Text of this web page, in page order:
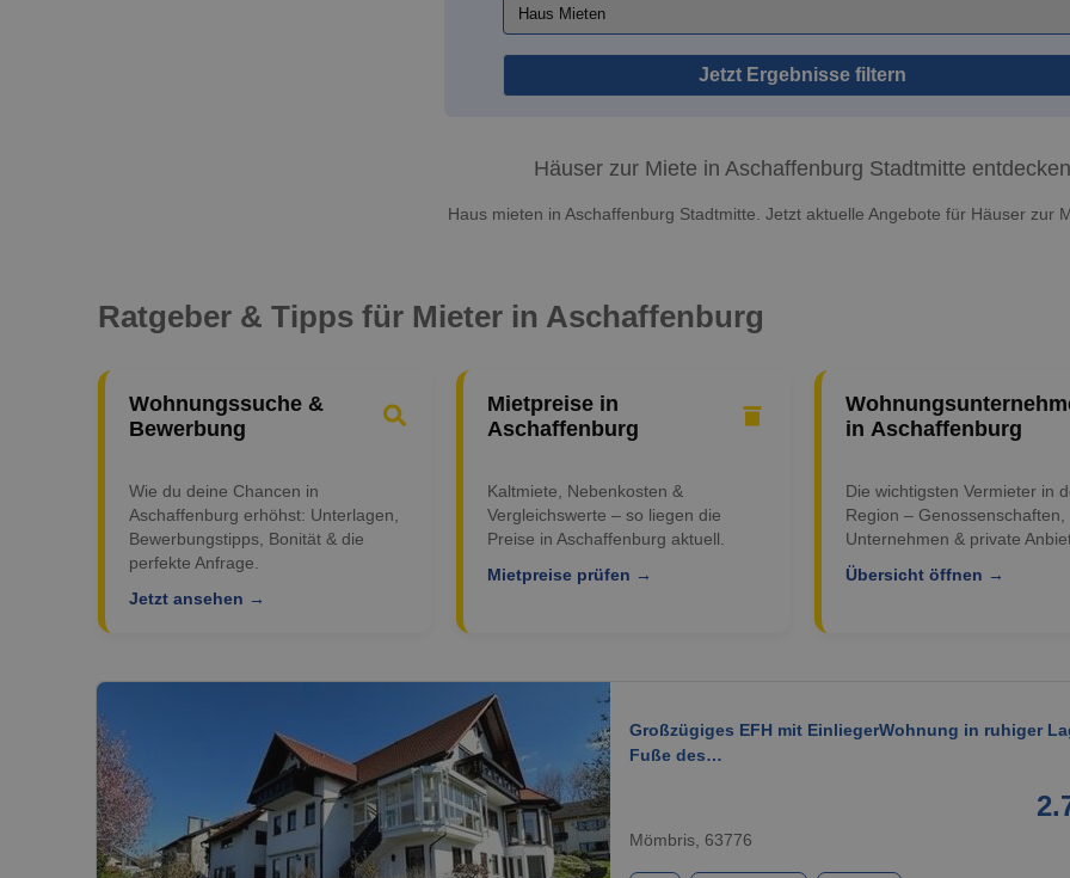
Jetzt Ergebnisse filtern
Häuser zur Miete in Aschaffenburg Stadtmitte entdecken
Haus mieten in Aschaffenburg Stadtmitte. Jetzt aktuelle Angebote für Häuser zur
Ratgeber & Tipps für Mieter in Aschaffenburg
Wohnungssuche &
Bewerbung
Wie du deine Chancen in
Aschaffenburg erhöhst: Unterlagen,
Bewerbungstipps, Bonität & die
perfekte Anfrage.
Jetzt ansehen →
Mietpreise in
Aschaffenburg
Kaltmiete, Nebenkosten &
Vergleichswerte – so liegen die
Preise in Aschaffenburg aktuell.
Mietpreise prüfen →
in Aschaffenburg
Die wichtigsten Vermieter in
Region – Genossenschaften,
Unternehmen & private
Übersicht öffnen →
Großzügiges EFH mit EinliegerWohnung in ruhiger
Fuße des…
Mömbris, 63776